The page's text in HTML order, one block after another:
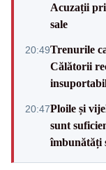
Acuzații
sale
20:49Trenurile
Călătorii
20:47Ploile și
sunt
îmbunătăți